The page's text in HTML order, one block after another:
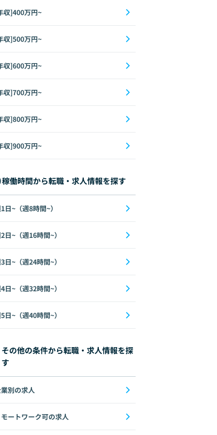
収]400万円~
収]500万円~
収]600万円~
収]700万円~
収]800万円~
収]900万円~
稼働時間から転職・求人情報を探す
日~（週8時間~）
日~（週16時間~）
日~（週24時間~）
日~（週32時間~）
日~（週40時間~）
その他の条件から転職・求人情報を探
す
別の求人
モートワーク可の求人